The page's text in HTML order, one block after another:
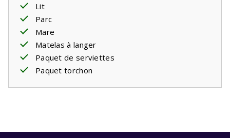
Lit
Parc
Mare
Matelas à langer
Paquet de serviettes
Paquet torchon